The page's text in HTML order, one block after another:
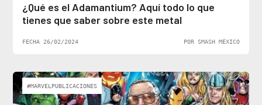
¿Qué es el Adamantium? Aquí todo lo que
tienes que saber sobre este metal
FECHA 26/02/2024 POR SMASH MÉXICO
#MARVELPUBLICACIONES